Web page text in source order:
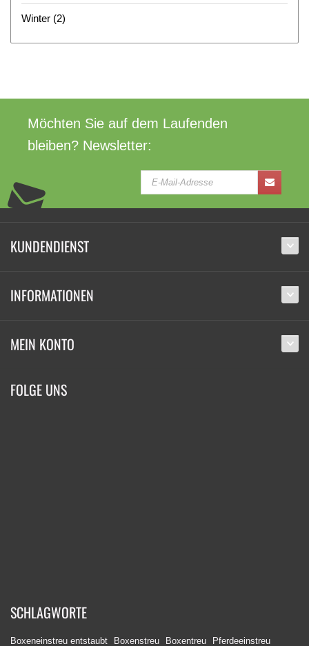
Winter (2)
Möchten Sie auf dem Laufenden
bleiben? Newsletter:
KUNDENDIENST
INFORMATIONEN
MEIN KONTO
FOLGE UNS
SCHLAGWORTE
Boxeneinstreu entstaubt Boxenstreu Boxentreu Pferdeeinstreu